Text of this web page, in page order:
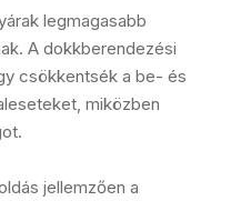
legmagasabb
A dokkberendezési
csökkentsék a be- és
miközben
jellemzően a